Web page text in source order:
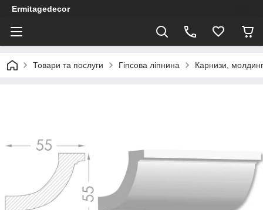
Ermitagedecor
Товари та послуги Гіпсова ліпнина Карнизи,